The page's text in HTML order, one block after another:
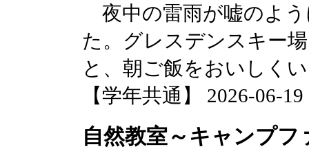
夜中の雷雨が嘘のよ
た。グレスデンスキー
と、朝ご飯をおいしく
【学年共通】 2026-06-
自然教室～キャンプフ